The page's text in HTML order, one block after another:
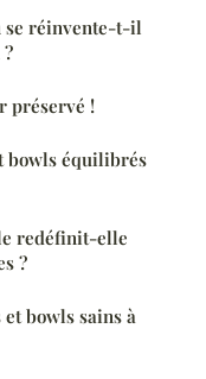
se réinvente-t-il
préservé !
bowls équilibrés
redéfinit-elle
?
et bowls sains à